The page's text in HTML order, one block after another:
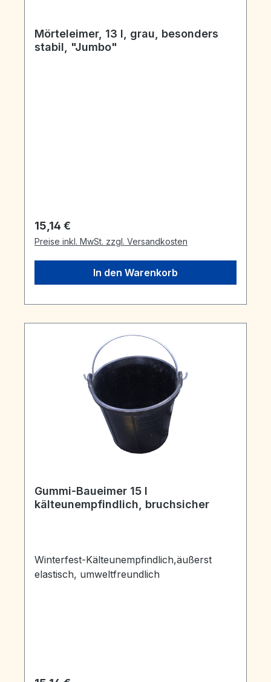
Mörteleimer, 13 l, grau, besonders
stabil, "Jumbo"
Regulärer Preis:
15,14 €
Preise inkl. MwSt. zzgl. Versandkosten
In den Warenkorb
Gummi-Baueimer 15 l
kälteunempfindlich, bruchsicher
Winterfest-Kälteunempfindlich,äußerst
elastisch, umweltfreundlich